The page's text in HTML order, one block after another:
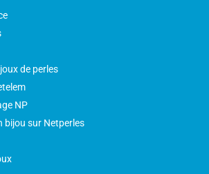
de perles
NP
bijou sur Netperles